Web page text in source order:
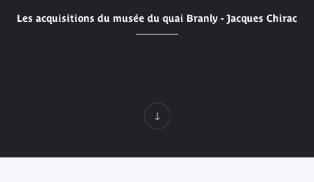
Les acquisitions du musée du quai Branly - Jacques Chirac